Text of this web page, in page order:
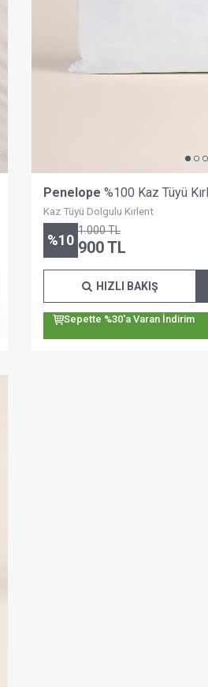
Penelope %100 Kaz Tüyü
Kaz Tüyü Dolgulu Kırlent
%10
1.000TL
900TL
HIZLI BAKIŞ
Sepette %30'a Varan İndirim